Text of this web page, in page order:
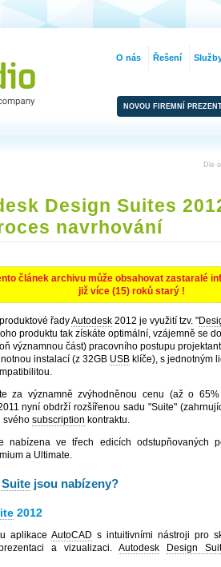
NOVOU FIREMNÍ
Dle
Design Suites
navrhování
článek archivu může obsahovat zastaralé
již více (15) roků starý !
řadyAutodesk 2012 je využití tzv. "
produktu tak získáte optimální, vzájemně se
významnou část) pracovního postupu
instalací (z 32GB USB klíče), s jednotným
za významně zvýhodněnou cenu (až o
nyní obdrží rozšířenou sadu "Suite"
svého subscription kontraktu.
nabízena ve třech edicích odstupňovaných
a Ultimate.
jsou nabízeny?
2012
aplikace AutoCAD s intuitivními nástroji pro
a vizualizaci. Autodesk Design
O nás Řešení